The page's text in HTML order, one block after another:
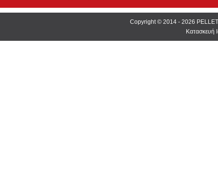
Copyright © 2014 - 2026
Κατασκευή